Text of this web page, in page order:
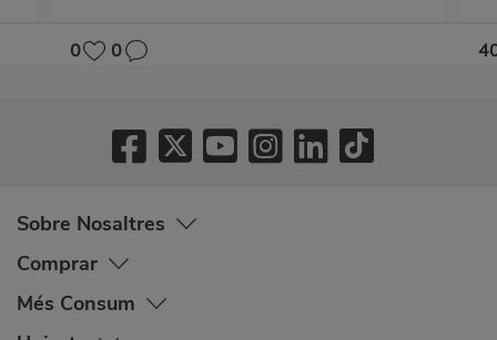
0 0
Sobre Nosaltres
Comprar
Més Consum